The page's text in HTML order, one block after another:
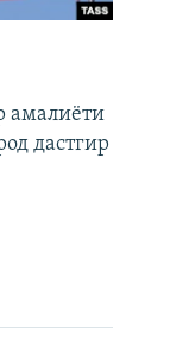
амалиёти
дастгир